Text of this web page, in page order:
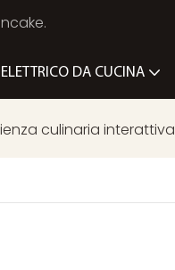
DA CUCINA
culinaria interattiva